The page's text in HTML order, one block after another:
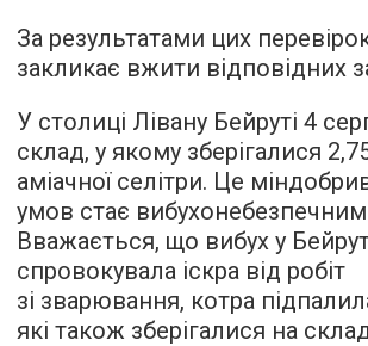
За результатами цих
закликає вжити відповідних
У столиці Лівану Бейруті 4
склад, у якому зберігалися
аміачної селітри. Це
умов стає
Вважається, що вибух у
спровокувала іскра від робіт
зі зварювання, котра
які також зберігалися на